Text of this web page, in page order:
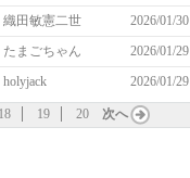
織田敏憲二世 2026/01/30
たまごちゃん 2026/01/29
holyjack 2026/01/29
18 19 20 次へ